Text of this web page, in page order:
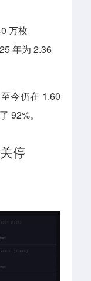
万枚
年为 2.36
今仍在 1.60
92%。
停